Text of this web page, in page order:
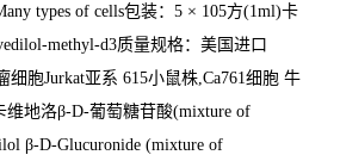
types of cells包装： 5 × 105方(1ml)卡
methyl-d3质量规格：美国进口
细胞Jurkat亚系 615小鼠株 ,Ca761 细胞 牛
维地洛β-D-葡萄糖苷酸(mixture of
β-D-Glucuronide (mixture of